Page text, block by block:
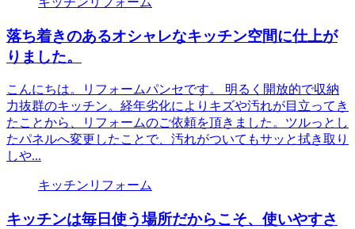
落ち着きのあるオシャレなキッチン空間に仕上が
りました。
こんにちは。リフォームパンセです。 明るく開放的で収納
力抜群のキッチン。経年劣化によりキズや汚れが目立ってき
たことから、リフォームのご依頼を頂きました。ツルっとし
たパネルへ変更したことで、汚れがついてもサッと拭き取り
しや...
キッチンリフォーム
キッチンは毎日使う場所だからこそ、使いやすさ